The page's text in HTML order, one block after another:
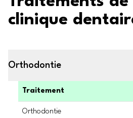
clinique
Orthodontie
Traitement
Orthodontie